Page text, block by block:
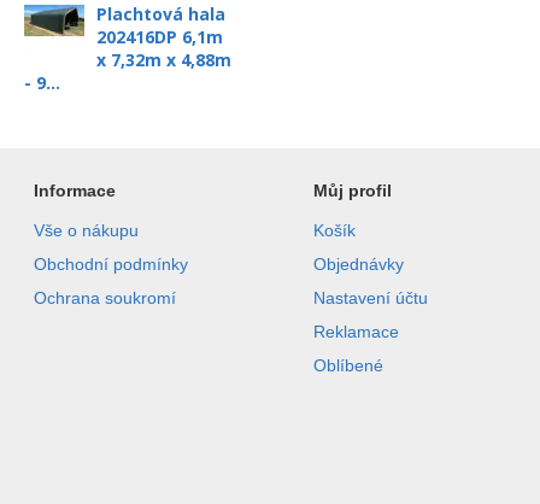
Plachtová hala
202416DP 6,1m
x 7,32m x 4,88m
- 9...
Informace
Vše o nákupu
Obchodní podmínky
Ochrana soukromí
Můj profil
Košík
Objednávky
Nastavení účtu
Reklamace
Oblíbené